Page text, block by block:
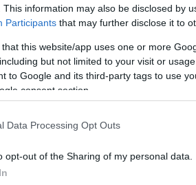
This information may also be disclosed by
Participants that may further disclose it to
that this website/app uses one or more
but not limited to your visit or
to Google and its third-party tags to use
consent section.
Data Processing Opt Outs
opt-out of the Sharing of my personal data.
július 31-től
kedvezően érintő változás lép hatályba.
vámeljárás, megszűnik a szén-dioxid-
nyújthatják be visszafizetési kérelmüket
– új konstrukció az OTP
konstrukciót vezetett be az